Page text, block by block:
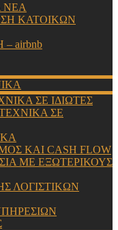
ΝΕΑ
ΚΑΤΟΙΚΩΝ
airbnb
ΣΕ ΙΔΙΩΤΕΣ
ΣΕ
ΚΑΙ CASH FLOW
ΜΕ ΕΞΩΤΕΡΙΚΟΥΣ
ΛΟΓΙΣΤΙΚΩΝ